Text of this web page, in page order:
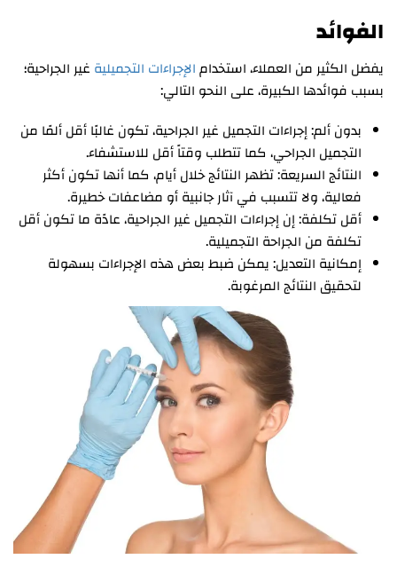
الفوائد
يفضل الكثير من العملاء، استخدامالإجراءات التجميلية غير الجراحية؛
بسبب فوائدها الكبيرة، على النحو التالي:
بدون ألم: إجراءات التجميل غير الجراحية، تكون غالبًا أقل ألمًا من
التجميل الجراحي، كما تتطلب وقتاً أقل للاستشفاء.
النتائج السريعة: تظهر النتائج خلال أيام، كما أنها تكون أكثر
فعالية، ولا تتسبب في آثار جانبية أو مضاعفات خطيرة.
أقل تكلفة: إن إجراءات التجميل غير الجراحية، عادًة ما تكون أقل
تكلفة من الجراحة التجميلية.
إمكانية التعديل: يمكن ضبط بعض هذه الإجراءات بسهولة
لتحقيق النتائج المرغوبة.